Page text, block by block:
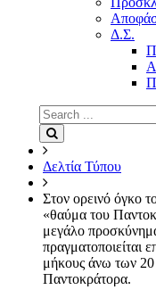
Δ.Σ.
Search
for:
Δελτία Τύπου
Στον ορεινό όγκο
«θαύμα του
μεγάλο
πραγματοποιείται
μήκους άνω των 20
Παντοκράτορα.